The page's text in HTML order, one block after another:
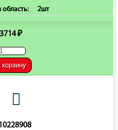
область: 2шт
3714 ₽
корзину